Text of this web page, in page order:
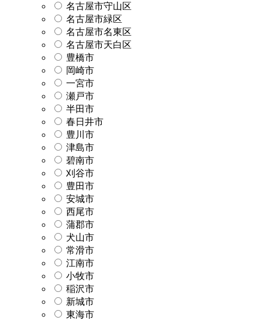
名古屋市守山区
名古屋市緑区
名古屋市名東区
名古屋市天白区
豊橋市
岡崎市
一宮市
瀬戸市
半田市
春日井市
豊川市
津島市
碧南市
刈谷市
豊田市
安城市
西尾市
蒲郡市
犬山市
常滑市
江南市
小牧市
稲沢市
新城市
東海市